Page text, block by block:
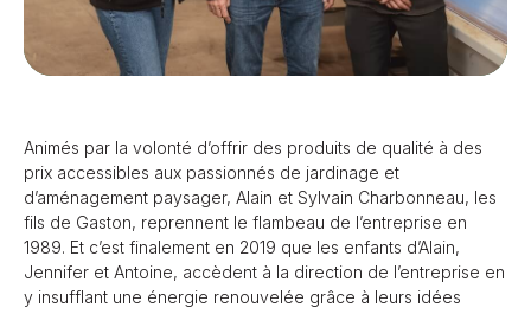
Animés par la volonté d’offrir des produits de qualité à des
prix accessibles aux passionnés de jardinage et
d’aménagement paysager, Alain et Sylvain Charbonneau, les
fils de Gaston, reprennent le flambeau de l’entreprise en
1989. Et c’est finalement en 2019 que les enfants d’Alain,
Jennifer et Antoine, accèdent à la direction de l’entreprise en
y insufflant une énergie renouvelée grâce à leurs idées